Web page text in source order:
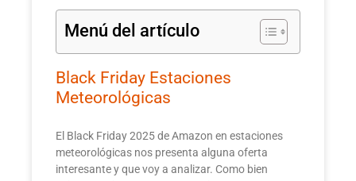
Menú del artículo
Black Friday Estaciones
Meteorológicas
El Black Friday 2025 de Amazon en estaciones
meteorológicas nos presenta alguna oferta
interesante y que voy a analizar. Como bien